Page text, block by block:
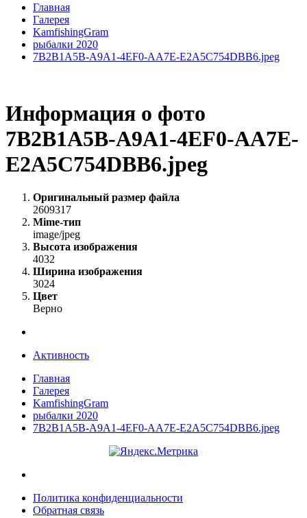
Главная
Галерея
KamfishingGram
рыбалки 2020
7B2B1A5B-A9A1-4EF0-AA7E-E2A5C754DBB6.jpeg
Информация о фото
7B2B1A5B-A9A1-4EF0-AA7E-
E2A5C754DBB6.jpeg
Оригинальный размер файла
2609317
Mime-тип
image/jpeg
Высота изображения
4032
Ширина изображения
3024
Цвет
Верно
Активность
Главная
Галерея
KamfishingGram
рыбалки 2020
7B2B1A5B-A9A1-4EF0-AA7E-E2A5C754DBB6.jpeg
Политика конфиденциальности
Обратная связь